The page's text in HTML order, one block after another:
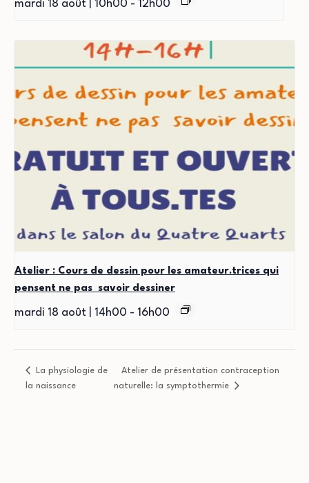
mardi 18 août | 10h00 - 12h00
Atelier : Cours de dessin pour les amateur.trices qui
pensent ne pas savoir dessiner
mardi 18 août | 14h00 - 16h00
La physiologie de
la naissance
Atelier de présentation contraception
naturelle: la symptothermie